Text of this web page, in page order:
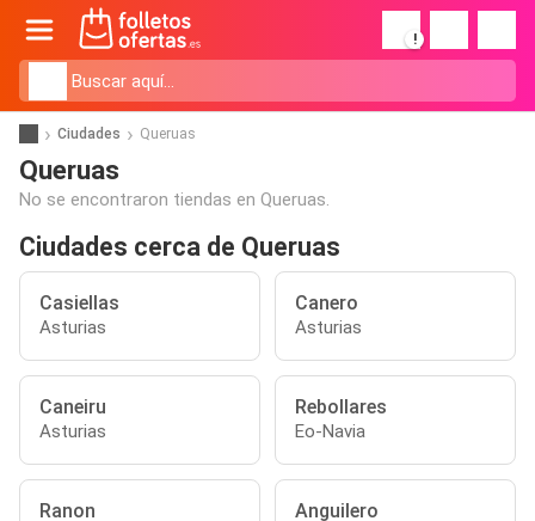
!
Ciudades Queruas
Queruas
No se encontraron tiendas en Queruas.
Ciudades cerca de Queruas
Casiellas
Asturias
Canero
Asturias
Caneiru
Asturias
Rebollares
Eo-Navia
Ranon Anguilero